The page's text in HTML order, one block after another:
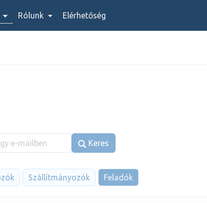
Rólunk Elérhetőség
Keres
Szállítmányozók Feladók